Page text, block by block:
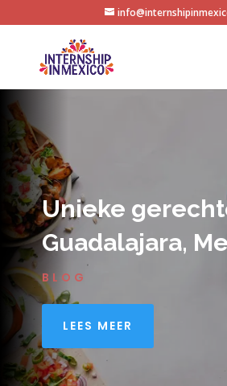
Unieke
Guadalajara,
BLOG
LEES MEER